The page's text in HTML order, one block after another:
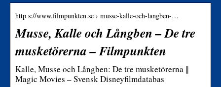
http s://www.filmpunkten.se › musse-kalle-och-langben-…
Musse, Kalle och Långben – De tre
musketörerna – Filmpunkten
Kalle, Musse och Långben: De tre musketörerna ||
Magic Movies – Svensk Disneyfilmdatabas